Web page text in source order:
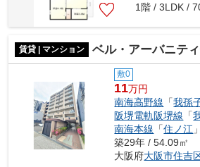
1階 / 3LDK /
賃貸 | マンション ベル・アーバニテ
敷0
11万円
南海高野線 「我孫
阪堺電軌阪堺線 「
南海本線 「住ノ江
築29年 / 54.09㎡
大阪府大阪市住吉